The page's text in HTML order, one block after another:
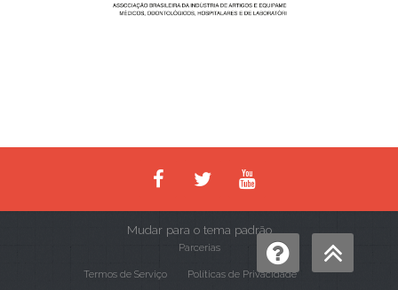
Mudar para o tema padrão
Parcerias
Termos de Serviço Políticas de Privacidade